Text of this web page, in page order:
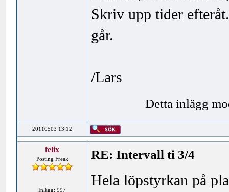
Skriv upp tider
går.
/Lars
Detta inlägg
20110503 13:12
felix
Posting Freak
Inlägg: 997
RE: Intervall ti 3/4
Hela löpstyrkan på